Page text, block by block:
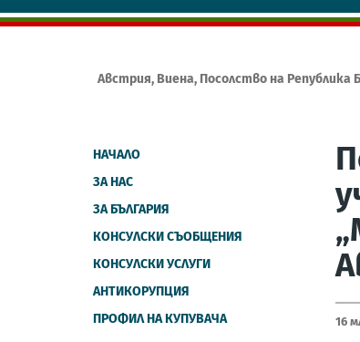
Австрия, Виена, Посолство на Република
НАЧАЛО
ЗА НАС
ЗА БЪЛГАРИЯ
КОНСУЛСКИ СЪОБЩЕНИЯ
КОНСУЛСКИ УСЛУГИ
АНТИКОРУПЦИЯ
ПРОФИЛ НА КУПУВАЧА
16